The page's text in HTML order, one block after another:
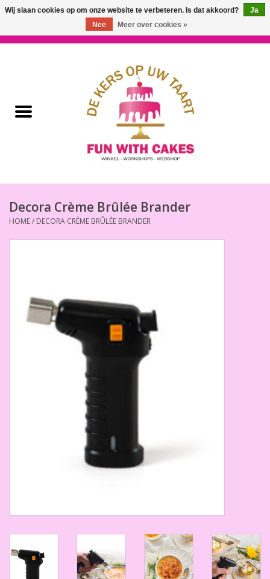
Workshops & Cursussen
Decoreer Gereedschap
Thema's
Aanbiedingen
Decora Crème Brûlée Brander
HOME/ DECORA CRÈME BRÛLÉE BRANDER
Wij slaan cookies op om onze website te verbeteren. Is dat akkoord?
Ja
Nee
Meer over cookies »